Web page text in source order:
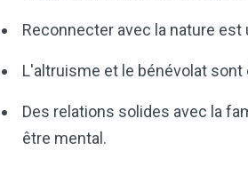
Reconnecter avec la nature
L'altruisme et le bénévolat
Des relations solides avec la
être mental.